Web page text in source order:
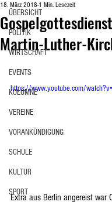
ÜBERSICHT
POLITIK
WIRTSCHAFT
EVENTS
KOLUMNE
VEREINE
VORANKÜNDIGUNG
SCHULE
KULTUR
SPORT
Martin-Luther-
18. März 2018 1 Min. Lesezeit
https://www.youtube.com/
Extra aus Berlin angereist war